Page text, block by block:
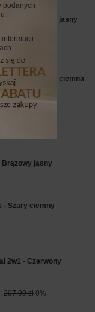
2w1 - Brązowy jasny
207,99 zł
A4 - Szara ciemna
Czerwony
Brązowy jasny
- Szary ciemny
2w1 - Czerwony
207,99 zł 0%
podanych